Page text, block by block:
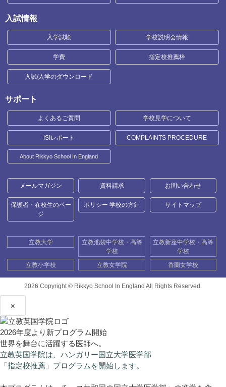
入試情報
入学試験 学校説明会情報
学費 指定校推薦枠
入試/入学のダウンロード
サポート
よくあるご質問 学校見学について
ISIレポート COMPLAINTS PROCEDURE
About Rikkyo School In England
メールマガジン 資料請求 お問い合わせ
保護者・在校生のペー
ジ
ポリシー 学校の方針 サイトマップ
立教大学
立教池袋中学校・高等
学校
立教新座中学校・高等
学校
立教小学校
立教女学院 香蘭女学校
2026 Copyright © Rikkyo School In England All Rights Reserved.
×
2026年度より新プログラム開始
世界を舞台に活躍する医師へ。
立教英国学院は、ハンガリー国立大学医学部
「指定校推薦」プログラムを開始します。